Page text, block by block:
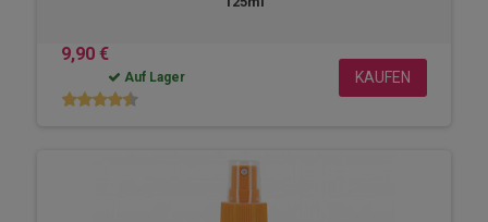
9,90 €
Auf Lager KAUFEN